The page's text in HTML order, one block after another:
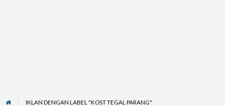
IKLAN DENGAN LABEL "KOST TEGAL PARANG"